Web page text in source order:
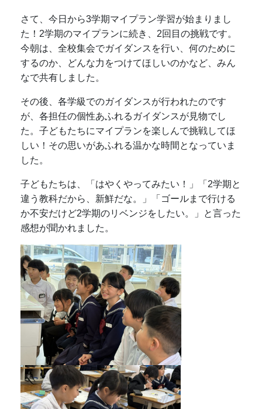
さて、今日から3学期マイプラン学習が始まりまし
た！2学期のマイプランに続き、2回目の挑戦です。
今朝は、全校集会でガイダンスを行い、何のために
するのか、どんな力をつけてほしいのかなど、みん
なで共有しました。
その後、各学級でのガイダンスが行われたのです
が、各担任の個性あふれるガイダンスが見物でし
た。子どもたちにマイプランを楽しんで挑戦してほ
しい！その思いがあふれる温かな時間となっていま
した。
子どもたちは、「はやくやってみたい！」「2学期と
違う教科だから、新鮮だな。」「ゴールまで行ける
か不安だけど2学期のリベンジをしたい。」と言った
感想が聞かれました。